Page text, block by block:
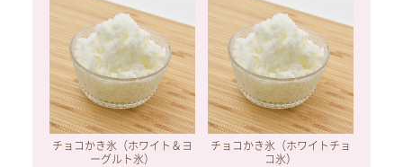
チョコかき氷（ホワイト＆ヨ
ーグルト氷）
チョコかき氷（ホワイトチョ
コ氷）